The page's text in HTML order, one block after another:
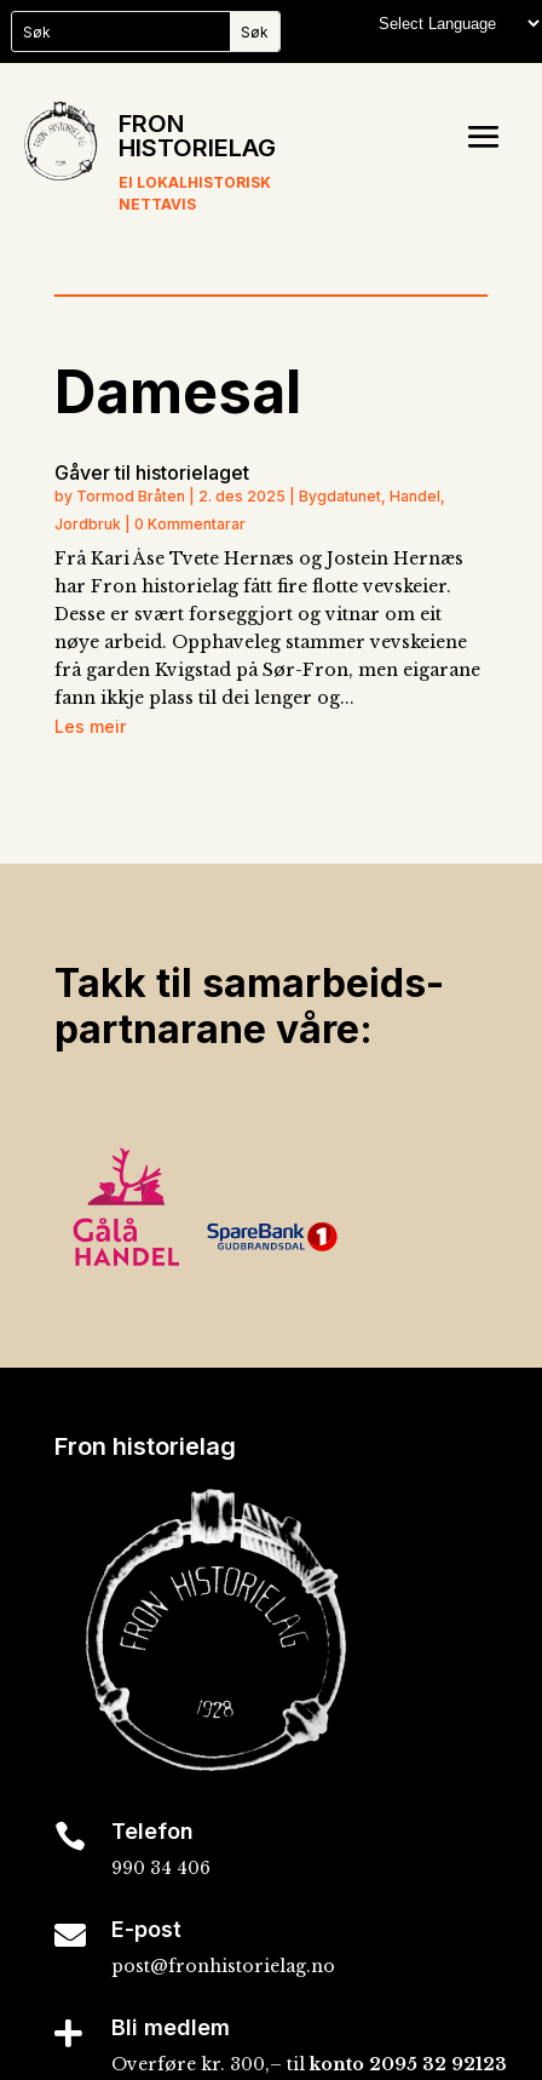
FRON
HISTORIELAG
EI LOKALHISTORISK
NETTAVIS
Damesal
Gåver til historielaget
by Tormod Bråten | 2. des 2025 | Bygdatunet, Handel,
Jordbruk | 0 Kommentarar
Frå Kari Åse Tvete Hernæs og Jostein Hernæs
har Fron historielag fått fire flotte vevskeier.
Desse er svært forseggjort og vitnar om eit
nøye arbeid. Opphaveleg stammer vevskeiene
frå garden Kvigstad på Sør-Fron, men eigarane
fann ikkje plass til dei lenger og...
Les meir
Takk til samarbeids­
partnarane våre:
Fron historielag
 Telefon
990 34 406
 E-post
post@fronhistorielag.no
 Bli medlem
Overføre kr. 300,– tilkonto 2095 32 92123